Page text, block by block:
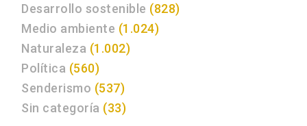
Desarrollo sostenible (828)
Medio ambiente (1.024)
Naturaleza (1.002)
Política (560)
Senderismo (537)
Sin categoría (33)